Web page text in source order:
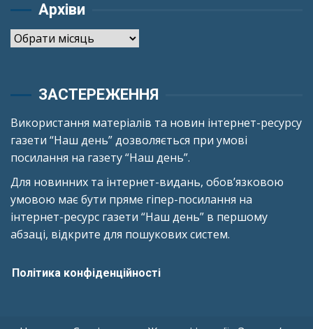
Архіви
Архіви
ЗАСТЕРЕЖЕННЯ
Використання матеріалів та новин інтернет-ресурсу
газети “Наш день” дозволяється при умові
посилання на газету “Наш день”.
Для новинних та інтернет-видань, обов’язковою
умовою має бути пряме гіпер-посилання на
інтернет-ресурс газети “Наш день” в першому
абзаці, відкрите для пошукових систем.
Політика конфіденційності